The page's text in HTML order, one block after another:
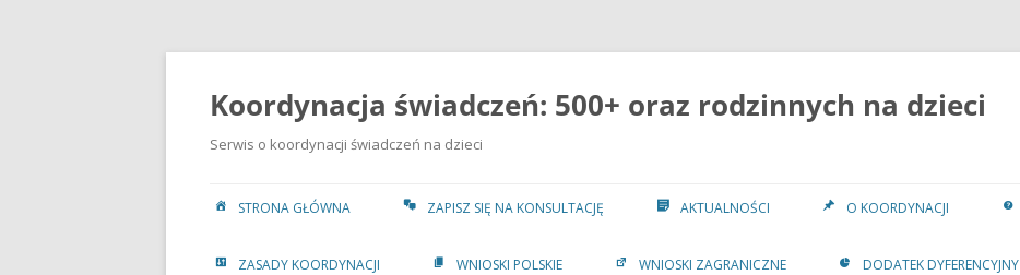
Przejdź
Koordynacja świadczeń: 500+ oraz rodzinnych na dzieci
Serwis o koordynacji świadczeń na dzieci
STRONA GŁÓWNA ZAPISZ SIĘ NA KONSULTACJĘ AKTUALNOŚCI O KOORDYNACJI
ZASADY KOORDYNACJI WNIOSKI POLSKIE WNIOSKI ZAGRANICZNE DODATEK DYFERENCYJNY